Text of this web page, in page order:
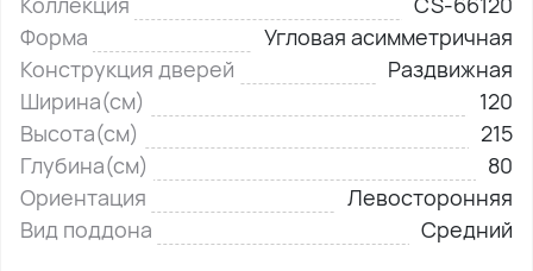
Форма
Угловая асимметричная
Конструкция дверей
Раздвижная
Ширина(см)
120
Высота(см)
215
Глубина(см)
80
Ориентация
Левосторонняя
Вид поддона
Средний